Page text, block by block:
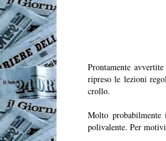
Prontamente
ripreso le lezioni
crollo.
Molto
polivalente. Per motivi